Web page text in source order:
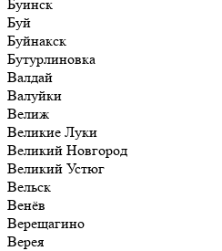
Буинск
Буй
Буйнакск
Бутурлиновка
Валдай
Валуйки
Велиж
Великие Луки
Великий Новгород
Великий Устюг
Вельск
Венёв
Верещагино
Верея